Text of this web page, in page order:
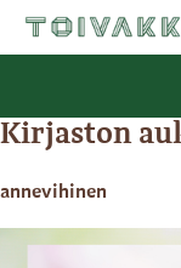
Kirjaston
annevihinen